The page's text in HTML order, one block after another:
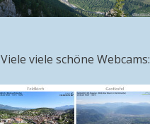
Viele viele schöne Webcams: